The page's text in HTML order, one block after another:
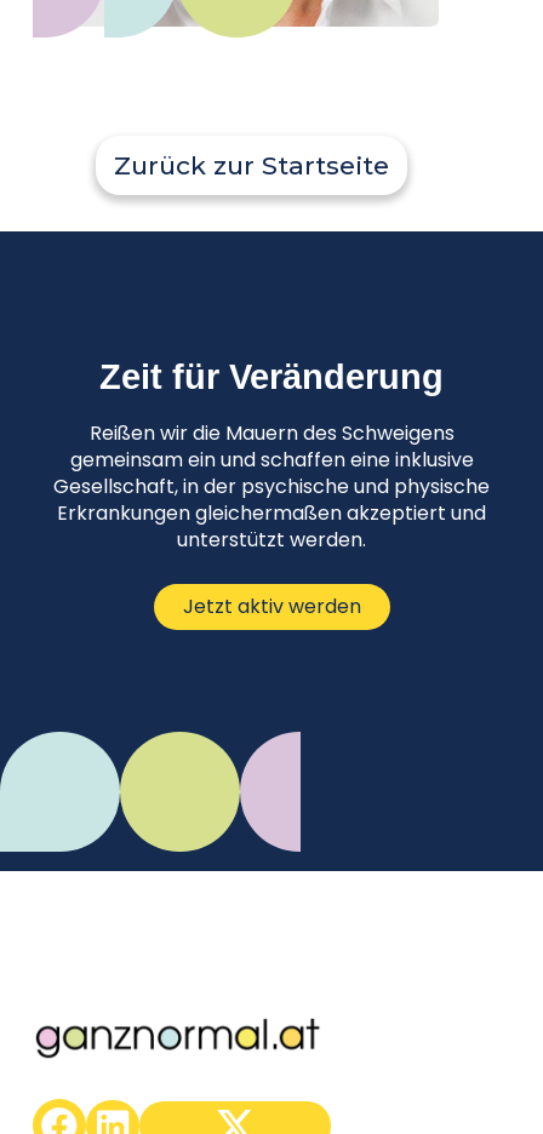
Zurück zur Startseite
Zeit für Veränderung
Reißen wir die Mauern des Schweigens
gemeinsam ein und schaffen eine inklusive
Gesellschaft, in der psychische und physische
Erkrankungen gleichermaßen akzeptiert und
unterstützt werden.
Jetzt aktiv werden